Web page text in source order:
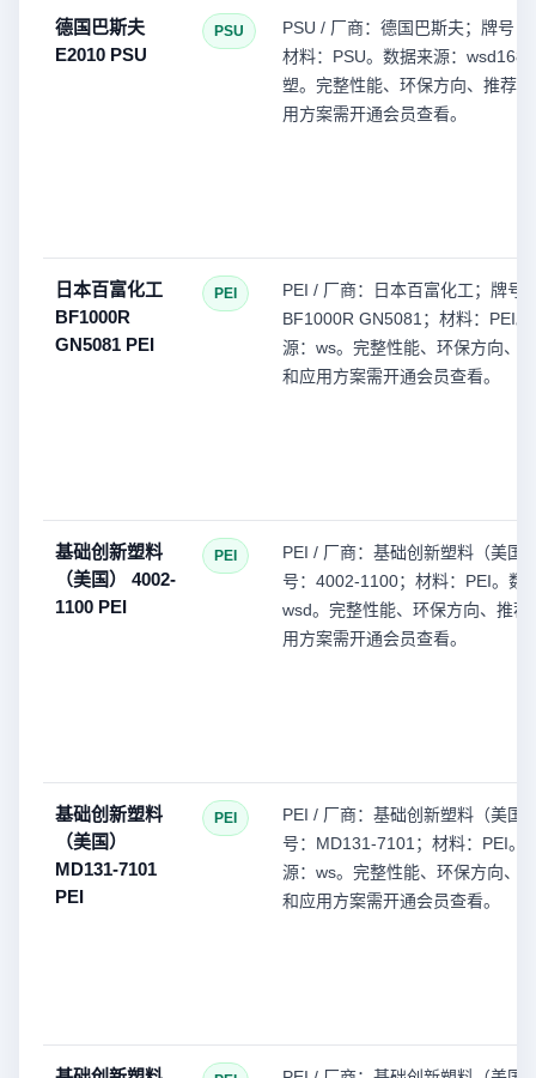
德国巴斯夫
E2010 PSU
PSU
PSU / 厂商：德国巴斯夫；牌号
材料：PSU。数据来源：wsd168(
塑。完整性能、环保方向、推荐
用方案需开通会员查看。
日本百富化工
BF1000R
GN5081 PEI
PEI
PEI / 厂商：日本百富化工；牌号
BF1000R GN5081；材料：PEI
源：ws。完整性能、环保方向、
和应用方案需开通会员查看。
基础创新塑料
（美国） 4002-
1100 PEI
PEI
PEI / 厂商：基础创新塑料（美国
号：4002-1100；材料：PEI。数
wsd。完整性能、环保方向、推荐
用方案需开通会员查看。
基础创新塑料
（美国）
MD131-7101
PEI
PEI
PEI / 厂商：基础创新塑料（美国
号：MD131-7101；材料：PEI。
源：ws。完整性能、环保方向、
和应用方案需开通会员查看。